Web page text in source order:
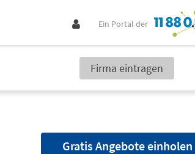
Ein Portal der
Firma eintragen
Gratis Angebote einholen